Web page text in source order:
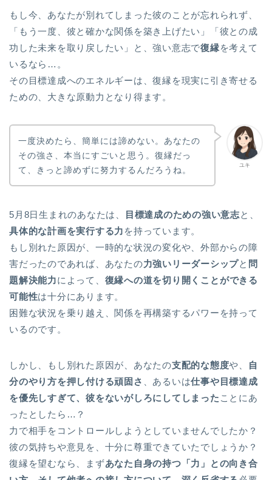
もし今、あなたが別れてしまった彼のことが忘れられず、
「もう一度、彼と確かな関係を築き上げたい」「彼との成
功した未来を取り戻したい」と、強い意志で復縁を考えて
いるなら…。
その目標達成へのエネルギーは、復縁を現実に引き寄せる
ための、大きな原動力となり得ます。
ユキ
一度決めたら、簡単には諦めない。あなたの
その強さ、本当にすごいと思う。復縁だっ
て、きっと諦めずに努力するんだろうね。
5月8日生まれのあなたは、 目標達成のための強い意志と、
具体的な計画を実行する力 を持っています。
もし別れた原因が、一時的な状況の変化や、外部からの障
害だったのであれば、あなたの力強いリーダーシップと 問
題解決能力によって、 復縁への道を切り開くことができる
可能性は十分にあります。
困難な状況を乗り越え、関係を再構築するパワーを持って
いるのです。
しかし、もし別れた原因が、あなたの支配的な態度や、
自
分のやり方を押し付ける頑固さ
、あるいは仕事や目標達成
を優先しすぎて、彼をないがしろにしてしまった ことにあ
ったとしたら…？
力で相手をコントロールしようとしていませんでしたか？
彼の気持ちや意見を、十分に尊重できていたでしょうか？
復縁を望むなら、まずあなた自身の持つ「力」との向き合